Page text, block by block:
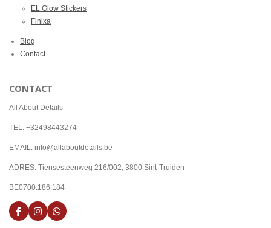
EL Glow Stickers
Finixa
Blog
Contact
CONTACT
All About Details
TEL: +32498443274
EMAIL: info@allaboutdetails.be
ADRES: Tiensesteenweg 216/002, 3800 Sint-Truiden
BE0700.186.184
F
a
I
n
W
h